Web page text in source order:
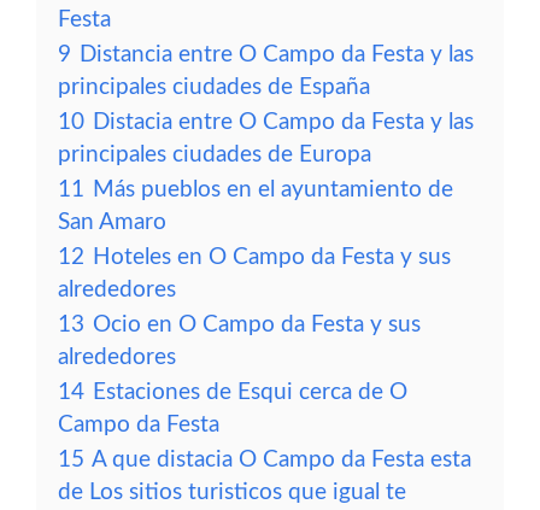
Festa
9 Distancia entre O Campo da Festa y las
principales ciudades de España
10 Distacia entre O Campo da Festa y las
principales ciudades de Europa
11 Más pueblos en el ayuntamiento de
San Amaro
12 Hoteles en O Campo da Festa y sus
alrededores
13 Ocio en O Campo da Festa y sus
alrededores
14 Estaciones de Esqui cerca de O
Campo da Festa
15 A que distacia O Campo da Festa esta
de Los sitios turisticos que igual te